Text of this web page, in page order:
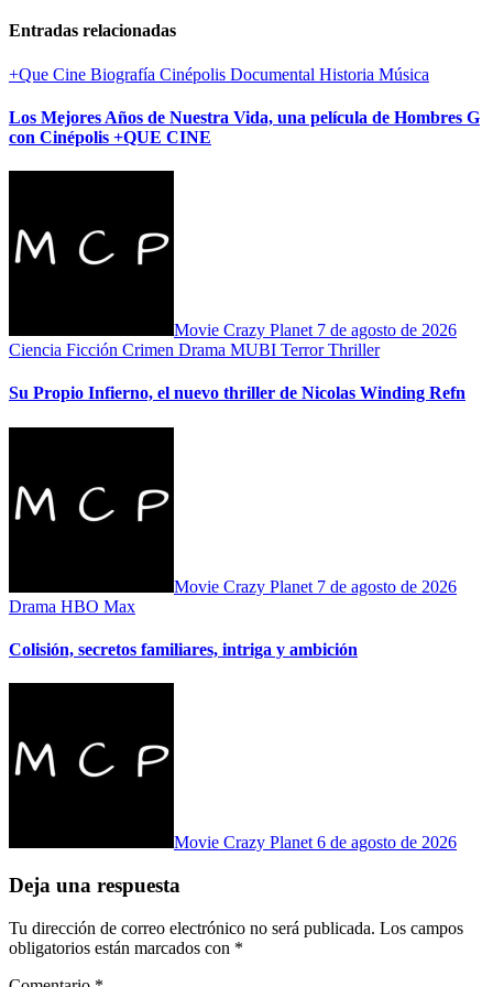
Entradas relacionadas
+Que Cine Biografía Cinépolis Documental Historia Música
Los Mejores Años de Nuestra Vida, una película de Hombres G
con Cinépolis +QUE CINE
Movie Crazy Planet 7 de agosto de 2026
Ciencia Ficción Crimen Drama MUBI TerrorThriller
Su Propio Infierno, el nuevo thriller de Nicolas Winding Refn
Movie Crazy Planet 7 de agosto de 2026
Drama HBO Max
Colisión, secretos familiares, intriga y ambición
Movie Crazy Planet 6 de agosto de 2026
Deja una respuesta
Tu dirección de correo electrónico no será publicada. Los campos
obligatorios están marcados con *